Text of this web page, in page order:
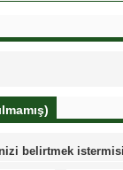
belirtmek